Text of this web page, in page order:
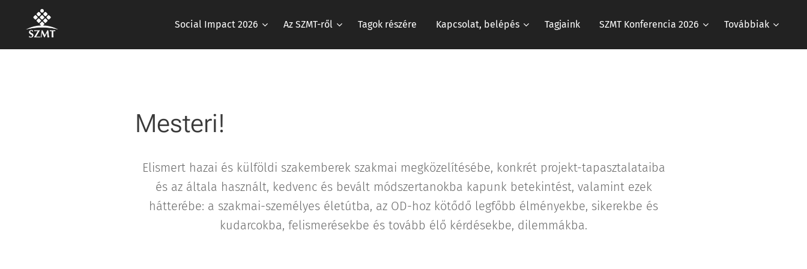
Social Impact 2026 Az SZMT-ről Tagok részére Kapcsolat, belépés Tagjaink SZMT Konferencia 2026 Továbbiak
Mesteri!
Elismert hazai és külföldi szakemberek szakmai megközelítésébe, konkrét projekt-tapasztalataiba
és az általa használt, kedvenc és bevált módszertanokba kapunk betekintést, valamint ezek
hátterébe: a szakmai-személyes életútba, az OD-hoz kötődő legfőbb élményekbe, sikerekbe és
kudarcokba, felismerésekbe és tovább élő kérdésekbe, dilemmákba.